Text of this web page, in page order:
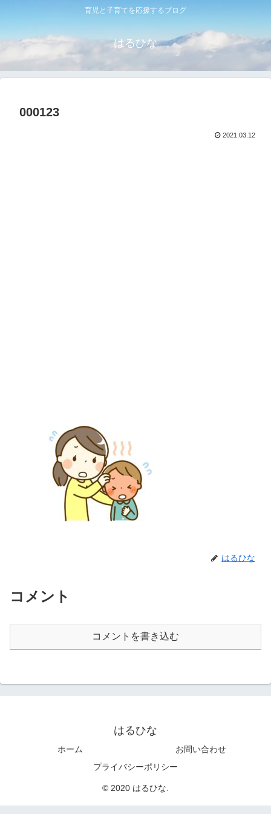
育児と子育てを応援するブログ
はるひな
000123
2021.03.12
はるひな
コメント
コメントを書き込む
はるひな
ホーム
お問い合わせ
プライバシーポリシー
© 2020 はるひな.